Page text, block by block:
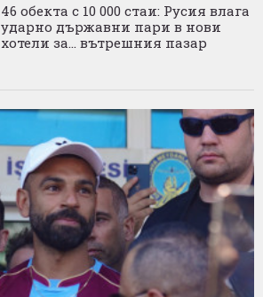
46 обекта с 10 000 стаи: Русия влага
ударно държавни пари в нови
хотели за... вътрешния пазар